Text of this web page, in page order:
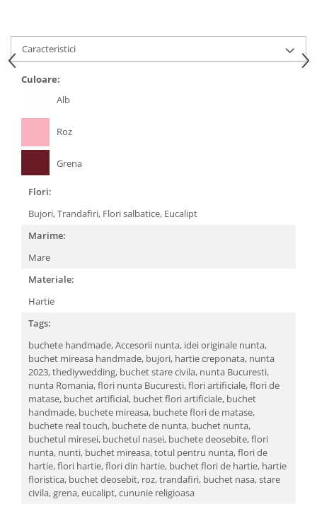
Caracteristici
Culoare:
Alb
Roz
Grena
Flori:
Bujori,Trandafiri, Flori salbatice, Eucalipt
Marime:
Mare
Materiale:
Hartie
Tags:
buchete handmade,Accesorii nunta, idei originale nunta,
buchet mireasa handmade, bujori, hartie creponata, nunta
2023,thediywedding, buchet stare civila, nunta Bucuresti,
nunta Romania,flori nunta Bucuresti,flori artificiale,flori de
matase, buchet artificial, buchet flori artificiale, buchet
handmade, buchete mireasa, buchete flori de matase,
buchete real touch, buchete de nunta, buchet nunta,
buchetul miresei, buchetul nasei, buchete deosebite,flori
nunta, nunti, buchet mireasa,totul pentru nunta,flori de
hartie,flori hartie,flori din hartie, buchet flori de hartie, hartie
floristica, buchet deosebit, roz,trandafiri, buchet nasa,stare
civila,grena,eucalipt,cununie religioasa